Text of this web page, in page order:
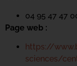
04 95 47 47
Page web :
https://
sciences/